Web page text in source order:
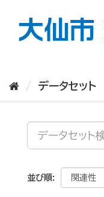
データセット
並び順